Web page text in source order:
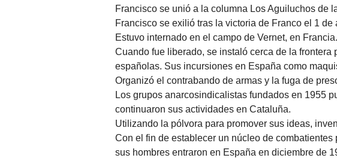
Francisco se unió a la columna Los Aguiluchos de
Francisco se exilió tras la victoria de Franco el 1 de
Estuvo internado en el campo de Vernet, en Francia.
Cuando fue liberado, se instaló cerca de la frontera
españolas. Sus incursiones en España como
Organizó el contrabando de armas y la fuga de
Los grupos anarcosindicalistas fundados en 1955
continuaron sus actividades en Cataluña.
Utilizando la pólvora para promover sus ideas,
Con el fin de establecer un núcleo de
sus hombres entraron en España en diciembre de